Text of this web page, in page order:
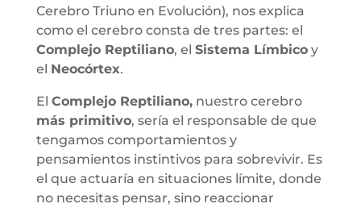
Cerebro Triuno en Evolución), nos explica
como el cerebro consta de tres partes: el
Complejo Reptiliano, el Sistema Límbicoy
el Neocórtex.
El Complejo Reptiliano,nuestro cerebro
más primitivo, sería el responsable de que
tengamos comportamientos y
pensamientos instintivos para sobrevivir. Es
el que actuaría en situaciones límite, donde
no necesitas pensar, sino reaccionar